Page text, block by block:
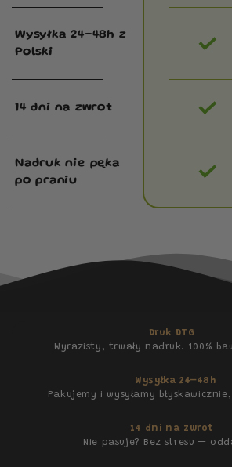
Wysyłka 24–48h z
Polski
14 dni na zwrot
Nadruk nie pęka
po praniu
Druk DTG
Wyrazisty, trwały nadruk. 100%
Wysyłka 24–48h
Pakujemy i wysyłamy
14 dni na zwrot
Nie pasuje? Bez stresu —